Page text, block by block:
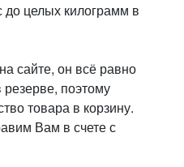
до целых килограмм в
сайте, он всё равно
поэтому
товара в корзину.
Вам в счете с